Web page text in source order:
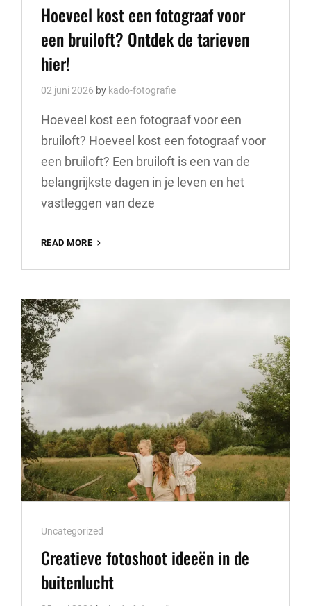
Links
Hoeveel kost een fotograaf voor
een bruiloft? Ontdek de tarieven
hier!
02 juni 2026 by kado-fotografie
Hoeveel kost een fotograaf voor een
bruiloft? Hoeveel kost een fotograaf voor
een bruiloft? Een bruiloft is een van de
belangrijkste dagen in je leven en het
vastleggen van deze
READ MORE
EEN
VOOR
Cat
Links
Uncategorized
Creatieve fotoshoot ideeën in de
buitenlucht